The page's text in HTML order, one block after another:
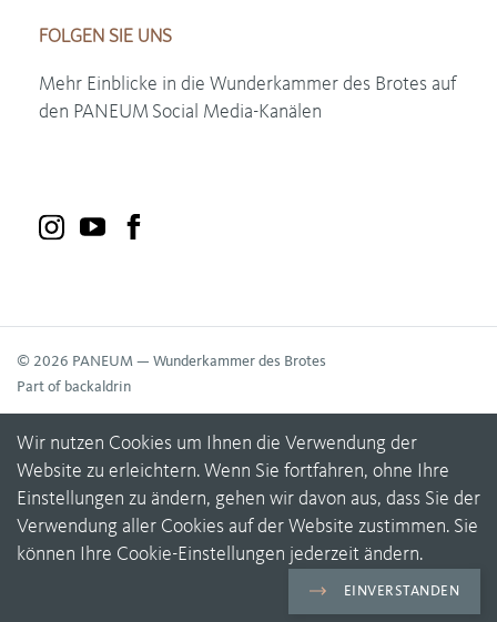
FOLGEN SIE UNS
Mehr Einblicke in die Wunderkammer des Brotes auf
den PANEUM Social Media-Kanälen
© 2026 PANEUM — Wunderkammer des Brotes
Part of backaldrin
Datenschutz & Cookies Impressum
Wir nutzen Cookies um Ihnen die Verwendung der
Website zu erleichtern. Wenn Sie fortfahren, ohne Ihre
Einstellungen zu ändern, gehen wir davon aus, dass Sie der
Verwendung aller Cookies auf der Website zustimmen. Sie
können Ihre Cookie-Einstellungen jederzeit ändern.
EINVERSTANDEN